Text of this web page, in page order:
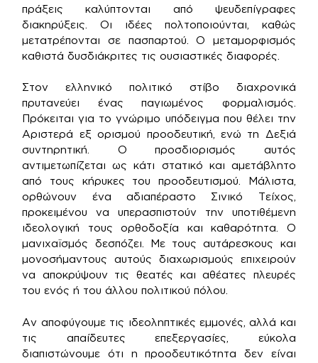
πράξεις καλύπτονται από ψευδεπίγραφες
διακηρύξεις. Οι ιδέες πολτοποιούνται, καθώς
μετατρέπονται σε πασπαρτού. Ο μεταμορφισμός
καθιστά δυσδιάκριτες τις ουσιαστικές διαφορές.
Στον ελληνικό πολιτικό στίβο διαχρονικά
πρυτανεύει ένας παγιωμένος φορμαλισμός.
Πρόκειται για το γνώριμο υπόδειγμα που θέλει την
Αριστερά εξ ορισμού προοδευτική, ενώ τη Δεξιά
συντηρητική. Ο προσδιορισμός αυτός
αντιμετωπίζεται ως κάτι στατικό και αμετάβλητο
από τους κήρυκες του προοδευτισμού. Μάλιστα,
ορθώνουν ένα αδιαπέραστο Σινικό Τείχος,
προκειμένου να υπερασπιστούν την υποτιθέμενη
ιδεολογική τους ορθοδοξία και καθαρότητα. Ο
μανιχαϊσμός δεσπόζει. Με τους αυτάρεσκους και
μονοσήμαντους αυτούς διαχωρισμούς επιχειρούν
να αποκρύψουν τις θεατές και αθέατες πλευρές
του ενός ή του άλλου πολιτικού πόλου.
Αν αποφύγουμε τις ιδεοληπτικές εμμονές, αλλά και
τις απαίδευτες επεξεργασίες, εύκολα
διαπιστώνουμε ότι η προοδευτικότητα δεν είναι